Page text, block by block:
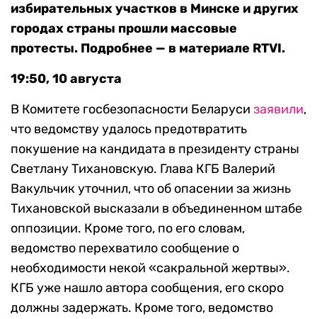
избирательных участков в Минске и других
городах страны прошли массовые
протесты. Подробнее — в материале RTVI.
19:50, 10 августа
В Комитете госбезопасности Беларуси заявили,
что ведомству удалось предотвратить
покушение на кандидата в президенту страны
Светлану Тихановскую. Глава КГБ Валерий
Вакульчик уточнил, что об опасении за жизнь
Тихановской высказали в объединенном штабе
оппозиции. Кроме того, по его словам,
ведомство перехватило сообщение о
необходимости некой «сакральной жертвы».
КГБ уже нашло автора сообщения, его скоро
должны задержать. Кроме того, ведомство